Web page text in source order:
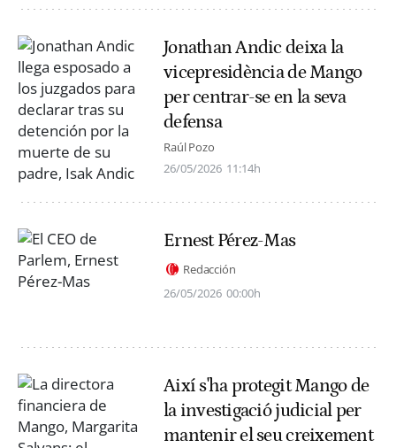
Jonathan Andic deixa la
vicepresidència de Mango
per centrar-se en la seva
defensa
Raúl Pozo
26/05/2026 11:14h
Ernest Pérez-Mas
Redacción
26/05/2026 00:00h
Així s'ha protegit Mango de
la investigació judicial per
mantenir el seu creixement